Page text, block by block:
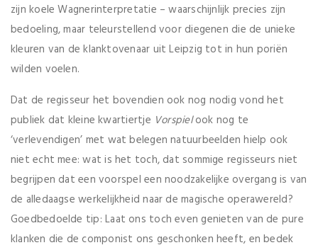
zijn koele Wagnerinterpretatie – waarschijnlijk precies zijn
bedoeling, maar teleurstellend voor diegenen die de unieke
kleuren van de klanktovenaar uit Leipzig tot in hun poriën
wilden voelen.
Dat de regisseur het bovendien ook nog nodig vond het
publiek dat kleine kwartiertje Vorspielook nog te
‘verlevendigen’ met wat belegen natuurbeelden hielp ook
niet echt mee: wat is het toch, dat sommige regisseurs niet
begrijpen dat een voorspel een noodzakelijke overgang is van
de alledaagse werkelijkheid naar de magische operawereld?
Goedbedoelde tip: Laat ons toch even genieten van de pure
klanken die de componist ons geschonken heeft, en bedek